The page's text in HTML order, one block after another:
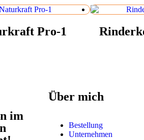
Pro-1
im
Über mich
Bestellung
Unternehmen